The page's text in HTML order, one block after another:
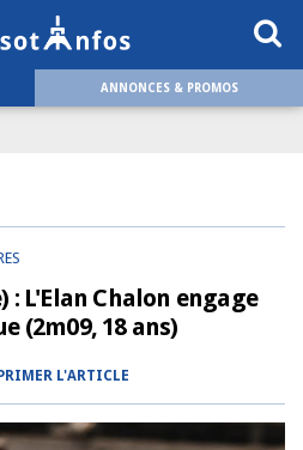
ANNONCES & PROMOS
: L'Elan Chalon engage
(2m09, 18 ans)
L'ARTICLE